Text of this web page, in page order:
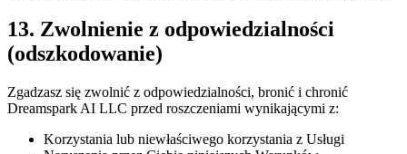
13. Zwolnienie z odpowiedzialności
(odszkodowanie)
Zgadzasz się zwolnić z odpowiedzialności, bronić i chronić
Dreamspark AI LLC przed roszczeniami wynikającymi z:
Korzystania lub niewłaściwego korzystania z Usługi